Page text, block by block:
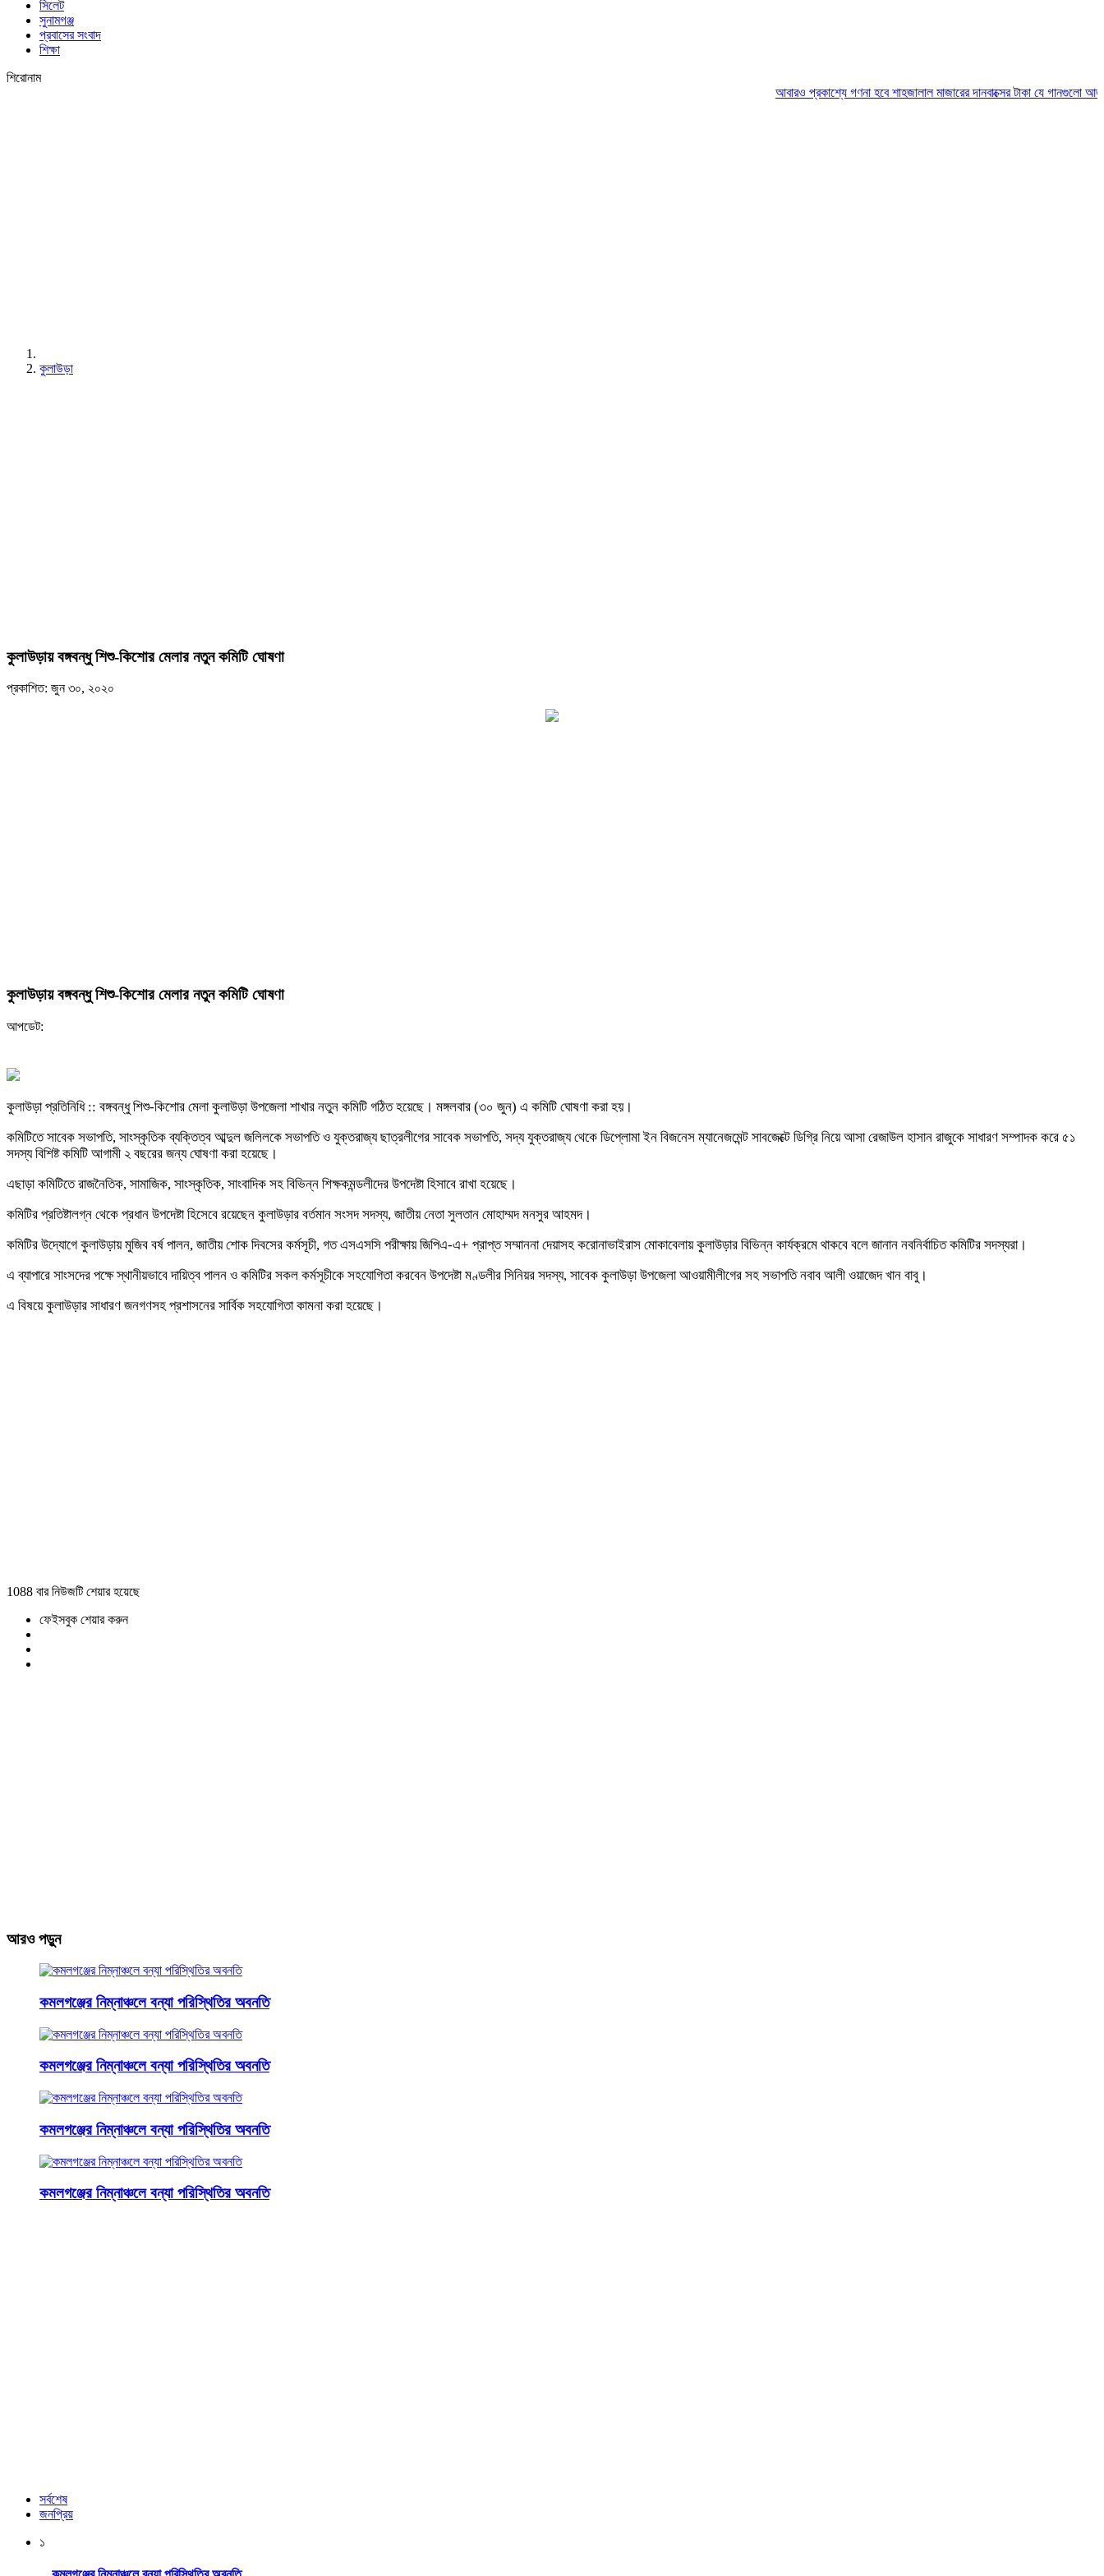
সিলেট
সুনামগঞ্জ
প্রবাসের সংবাদ
শিক্ষা
শিরোনাম
আবারও প্রকাশ্যে গণনা হবে শাহজালাল মাজারের দানবাক্সের টাকাযে গানগুলো আজও ফিরিয়ে
কুলাউড়া
কুলাউড়ায় বঙ্গবন্ধু শিশু-কিশোর মেলার নতুন কমিটি ঘোষণা
প্রকাশিত: জুন ৩০, ২০২০
কুলাউড়ায় বঙ্গবন্ধু শিশু-কিশোর মেলার নতুন কমিটি ঘোষণা
আপডেট:
কুলাউড়া প্রতিনিধি :: বঙ্গবন্ধু শিশু-কিশোর মেলা কুলাউড়া উপজেলা শাখার নতুন কমিটি গঠিত হয়েছে। মঙ্গলবার (৩০ জুন) এ কমিটি ঘোষণা করা হয়।
কমিটিতে সাবেক সভাপতি, সাংস্কৃতিক ব্যক্তিত্ব আব্দুল জলিলকে সভাপতি ও যুক্তরাজ্য ছাত্রলীগের সাবেক সভাপতি, সদ্য যুক্তরাজ্য থেকে ডিপ্লোমা ইন বিজনেস ম্যানেজমেন্ট সাবজেক্টে ডিগ্রি নিয়ে আসা রেজাউল হাসান রাজুকে সাধারণ সম্পাদক করে ৫১
সদস্য বিশিষ্ট কমিটি আগামী ২ বছরের জন্য ঘোষণা করা হয়েছে।
এছাড়া কমিটিতে রাজনৈতিক, সামাজিক, সাংস্কৃতিক, সাংবাদিক সহ বিভিন্ন শিক্ষকমন্ডলীদের উপদেষ্টা হিসাবে রাখা হয়েছে।
কমিটির প্রতিষ্টালগ্ন থেকে প্রধান উপদেষ্টা হিসেবে রয়েছেন কুলাউড়ার বর্তমান সংসদ সদস্য, জাতীয় নেতা সুলতান মোহাম্মদ মনসুর আহমদ।
কমিটির উদ্যোগে কুলাউড়ায় মুজিব বর্ষ পালন, জাতীয় শোক দিবসের কর্মসূচী, গত এসএসসি পরীক্ষায় জিপিএ-এ+ প্রাপ্ত সম্মাননা দেয়াসহ করোনাভাইরাস মোকাবেলায় কুলাউড়ার বিভিন্ন কার্যক্রমে থাকবে বলে জানান নবনির্বাচিত কমিটির সদস্যরা।
এ ব্যাপারে সাংসদের পক্ষে স্থানীয়ভাবে দায়িত্ব পালন ও কমিটির সকল কর্মসূচীকে সহযোগিতা করবেন উপদেষ্টা মণ্ডলীর সিনিয়র সদস্য, সাবেক কুলাউড়া উপজেলা আওয়ামীলীগের সহ সভাপতি নবাব আলী ওয়াজেদ খান বাবু।
এ বিষয়ে কুলাউড়ার সাধারণ জনগণসহ প্রশাসনের সার্বিক সহযোগিতা কামনা করা হয়েছে।
1088 বার নিউজটি শেয়ার হয়েছে
ফেইসবুক শেয়ার করুন
আরও পড়ুন
কমলগঞ্জের নিম্নাঞ্চলে বন্যা পরিস্থিতির অবনতি
কমলগঞ্জের নিম্নাঞ্চলে বন্যা পরিস্থিতির অবনতি
কমলগঞ্জের নিম্নাঞ্চলে বন্যা পরিস্থিতির অবনতি
কমলগঞ্জের নিম্নাঞ্চলে বন্যা পরিস্থিতির অবনতি
সর্বশেষ
জনপ্রিয়
১